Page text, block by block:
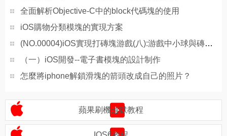
全面解析Objective-C中的block代碼塊的使用
iOS購物分類模塊的實現方案
(NO.00004)iOS實現打磚塊游戲(八):游戲中小球與磚塊的碰撞
（一）iOS開發--電子書模塊的設計制作
怎麼將iphone解鎖滑塊的箭頭改成自己的照片？
蘋果刷機越獄教程